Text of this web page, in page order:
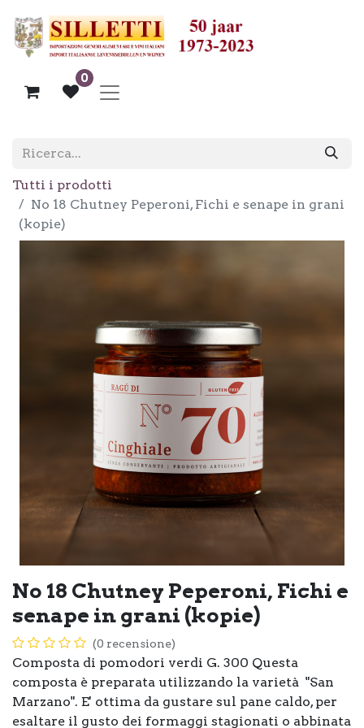
0
Tutti i prodotti
No 18 Chutney Peperoni, Fichi e senape in grani
(kopie)
No 18 Chutney Peperoni, Fichi e
senape in grani (kopie)
(0 recensione)
Composta di pomodori verdi G. 300 Questa
composta è preparata utilizzando la varietà "San
Marzano". E' ottima da gustare sul pane caldo, per
esaltare il gusto dei formaggi stagionati o abbinata